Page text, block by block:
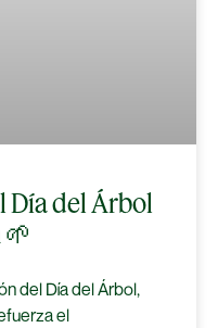
Día del Árbol
del Día del Árbol,
el